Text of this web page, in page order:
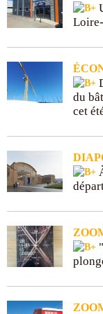
du
cet